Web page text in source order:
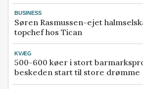
BUSINESS
Søren Rasmussen-ejet
topchef hos Tican
KVÆG
500-600 køer i stort
beskeden start til store drømme